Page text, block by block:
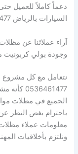
دعماً كاملاً للعميل
السيارات بالرياض 0536461477.
وجودة بولي كربونيت
نتعامل مع كل مشروع
باحترام بغض النظر
ونلتزم بأخلاقيات